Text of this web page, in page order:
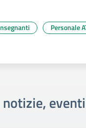
Personale